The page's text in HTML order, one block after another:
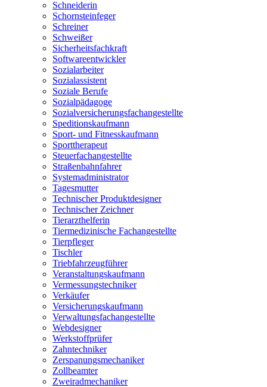
Schneiderin
Schornsteinfeger
Schreiner
Schweißer
Sicherheitsfachkraft
Softwareentwickler
Sozialarbeiter
Sozialassistent
Soziale Berufe
Sozialpädagoge
Sozialversicherungsfachangestellte
Speditionskaufmann
Sport- und Fitnesskaufmann
Sporttherapeut
Steuerfachangestellte
Straßenbahnfahrer
Systemadministrator
Tagesmutter
Technischer Produktdesigner
Technischer Zeichner
Tierarzthelferin
Tiermedizinische Fachangestellte
Tierpfleger
Tischler
Triebfahrzeugführer
Veranstaltungskaufmann
Vermessungstechniker
Verkäufer
Versicherungskaufmann
Verwaltungsfachangestellte
Webdesigner
Werkstoffprüfer
Zahntechniker
Zerspanungsmechaniker
Zollbeamter
Zweiradmechaniker